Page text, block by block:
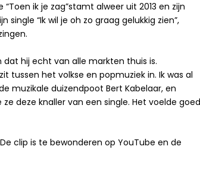
ik je zag”stamt alweer uit 2013 en zijn
single “Ik wil je oh zo graag gelukkig zien”,
dat hij echt van alle markten thuis is.
tussen het volkse en popmuziek in. Ik was al
muzikale duizendpoot Bert Kabelaar, en
deze knaller van een single. Het voelde
clip is te bewonderen op YouTube en de